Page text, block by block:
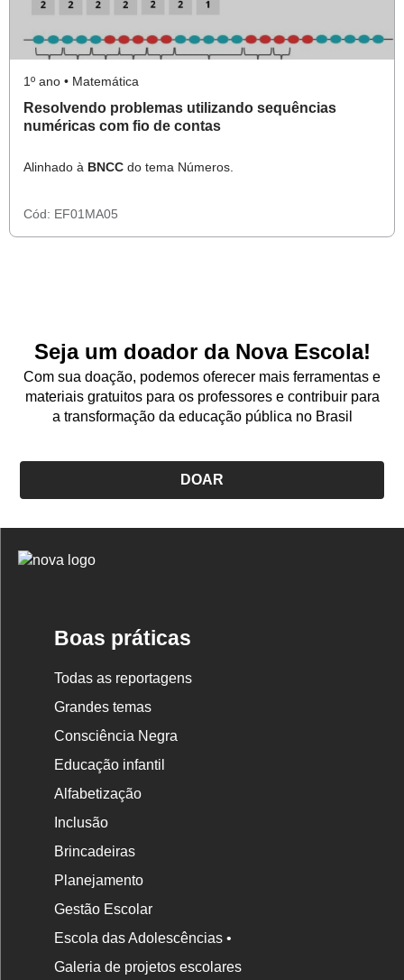
1º ano • Matemática
Resolvendo problemas utilizando sequências
numéricas com fio de contas
Alinhado à BNCC do tema Números.
Cód: EF01MA05
Seja um doador da Nova Escola!
Com sua doação, podemos oferecer mais ferramentas e
materiais gratuitos para os professores e contribuir para
a transformação da educação pública no Brasil
DOAR
Logo
Boas práticas
Todas as reportagens
Grandes temas
Consciência Negra
Educação infantil
Alfabetização
Inclusão
Brincadeiras
Planejamento
Gestão Escolar
Escola das Adolescências •
Galeria de projetos escolares